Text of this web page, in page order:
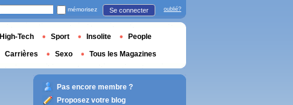
mémorisez Se connecter oublié?
High-Tech Sport Insolite People
Carrières Sexo Tous les Magazines
Pas encore membre ?
Proposez votre blog